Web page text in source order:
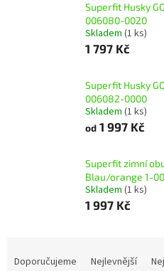
Superfit Husky
006080-0020
Skladem (1 ks)
1 797 Kč
Superfit Husky
006082-0000
Skladem (1 ks)
od 1 997 Kč
Superfit zimní
Blau/orange 1-
Skladem (1 ks)
1 997 Kč
Doporučujeme Nejlevnější